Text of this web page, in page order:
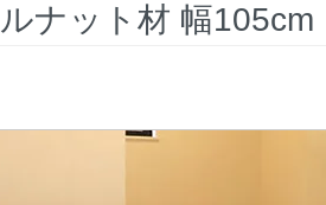
ルナット材 幅